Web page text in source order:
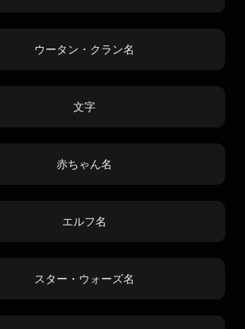
ウータン・クラン名
文字
赤ちゃん名
エルフ名
スター・ウォーズ名